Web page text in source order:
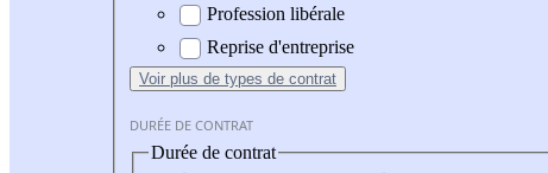
Profession libérale
Reprise d'entreprise
Voir plus de types de contrat
DURÉE DE CONTRAT
Durée de contrat